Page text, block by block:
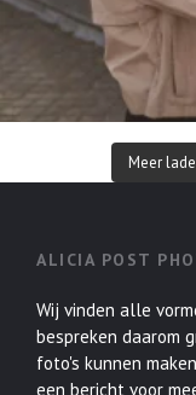
Meer
ALICIA POST
Wij vinden alle
bespreken daarom
foto's kunnen
een bericht voor